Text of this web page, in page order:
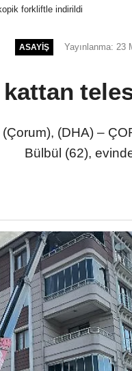
forkliftle indirildi
ASAYIŞ Yayınlanma: 23
kattan
(DHA) –
Bülbül (62),